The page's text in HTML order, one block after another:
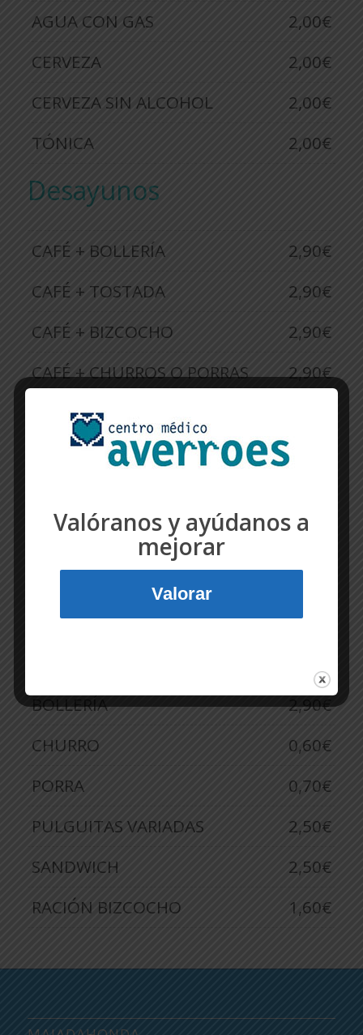
AGUA CON GAS
2,00€
CERVEZA
2,00€
CERVEZA SIN ALCOHOL
2,00€
TÓNICA
2,00€
Desayunos
CAFÉ + BOLLERÍA
2,90€
CAFÉ + TOSTADA
2,90€
CAFÉ + BIZCOCHO
2,90€
CAFÉ + CHURROS O PORRAS
2,90€
CAFÉ + PULGITA
CAFÉ + SANDWICH
3,90€
REFRESCO + SANDWICH
4,00€
*COMPLEMENTE SU DESAYUNO CON UN
BOLLERÍA
2,90€
CHURRO
0,60€
PORRA
0,70€
PULGUITAS VARIADAS
2,50€
SANDWICH
2,50€
RACIÓN BIZCOCHO
1,60€
Valóranos y ayúdanos a
mejorar
Valorar